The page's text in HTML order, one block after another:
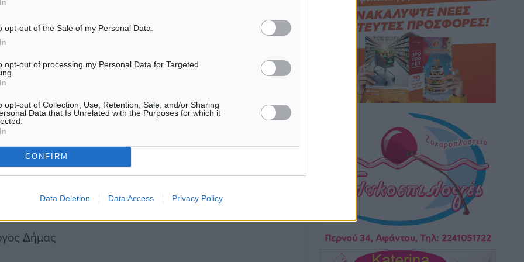
opt-out of the Sale of my Personal Data.
opt-out of processing my Personal Data for Targeted
opt-out of Collection, Use, Retention, Sale, and/or Sharing
Data that Is Unrelated with the Purposes for which it
CONFIRM
Data Deletion Data Access Privacy Policy
Τριφύλλης
Μαργαρίτης
Δήμας
κάπνισμα
• πριν 2 ώρες
Έκτακτο επίδομα παιδιού: Έως 10
Αυγούστου η προθεσμία για ΑΦΜ –
Ποιοι πάνε ταμείο
• πριν 2 ώρες
ASTYBUS: 27.642 διαδρομές στην
Αστυπάλαια – Το «έξυπνο» μοντέλο
μετακίνησης που έγινε μέρος της
καθημερινότητας
Τοπικές Ειδήσεις• πριν 2 ώρες
Ερώτηση Μπελέρη σε Κομισιόν για τη
Ταμείου Αντιμετώπισης Φυσικών
Καταστροφών»